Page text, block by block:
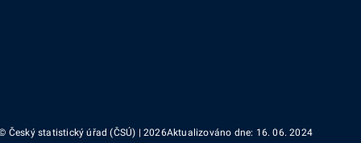
Český statistický úřad (ČSÚ) | 2026Aktualizováno dne: 16. 06. 2024